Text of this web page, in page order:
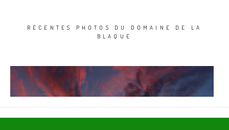
RÉCENTES PHOTOS DU DOMAINE DE LA
BLAQUE